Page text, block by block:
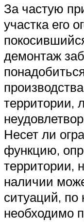
За частую
участка его
демонтаж
территории,
Несет ли
функцию,
территории,
наличии
ситуаций,
необходимо